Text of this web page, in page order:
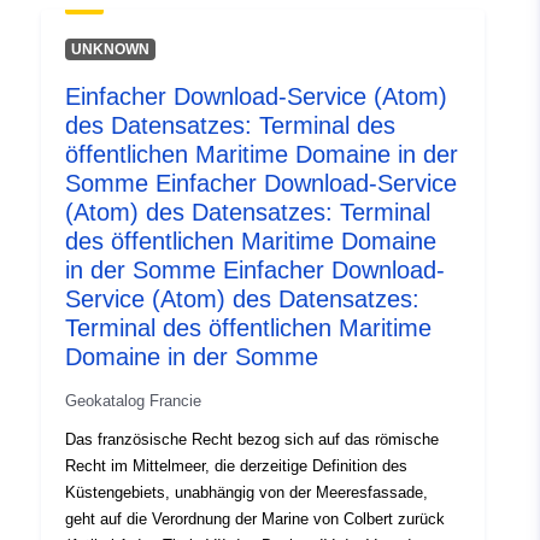
Neu- und Vollmonde, und wie weit der große Fluss im
März auf Streiks ausdehnen kann. In der
12. Oktober 1973 heißt es: „Diese Bestimmungen sind
so zu verstehen, dass sie die Grenze des öffentlichen
Meeresguts an dem Punkt festlegen, bis zu dem sich
die höchsten Meere ohne außergewöhnliche Störungen
erstrecken können“. Schließlich wurden diese
Grundsätze durch Art. L.2111-4 des Code général de la
propriété des personnes public (CGPPP) verankert und
ergänzt. In diesem Artikel wird auch die Beschaffenheit
des öffentlichen Meeresgebiets definiert. Das öffentliche
Meeresgut (DPM) ist eines der umfassendsten
Elemente des öffentlichen Besitzes des Staates, und
eines Sachverhalts, der sich aus dem Handeln der Natur
ergibt. Seine Grenzen sind daher im Verhältnis zu den
Anrainereigenschaften nicht feststellbar. Wie jeder
öffentliche Bereich des Staates ist das DPM vor allem
unveräußerlich und unverbindlich. Dieser Grundsatz
UNKNOWN
Einfacher Download-Service (Atom)
des Datensatzes: Terminal des
öffentlichen Maritime Domaine in der
Somme Einfacher Download-Service
(Atom) des Datensatzes: Terminal
des öffentlichen Maritime Domaine
in der Somme Einfacher Download-
Service (Atom) des Datensatzes:
Terminal des öffentlichen Maritime
Domaine in der Somme
Geokatalog Francie
Das französische Recht bezog sich auf das römische
Recht im Mittelmeer, die derzeitige Definition des
Küstengebiets, unabhängig von der Meeresfassade,
geht auf die Verordnung der Marine von Colbert zurück